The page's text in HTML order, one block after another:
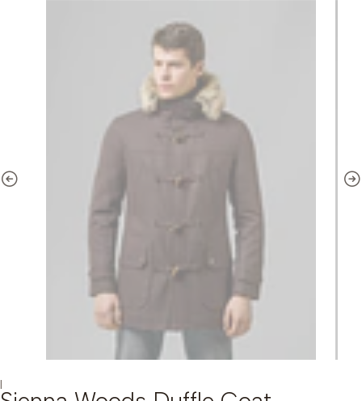
|